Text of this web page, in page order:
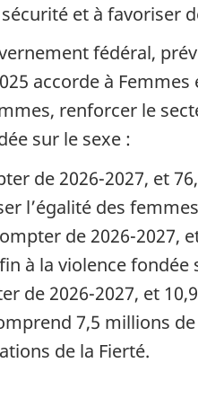
et à favoriser
fédéral,
accorde à
renforcer le
sur le sexe :
de 2026-2027, et
l’égalité des
de 2026-2027,
à la violence fondée
de 2026-2027, et
7,5 millions
de la Fierté.